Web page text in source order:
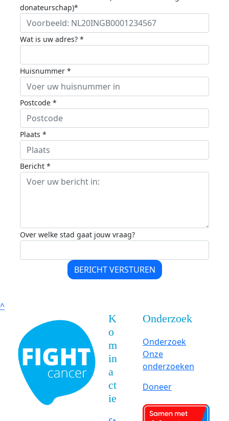
donateurschap)*
Wat is uw adres? *
Huisnummer *
Postcode *
Plaats *
Bericht *
Over welke stad gaat jouw vraag?
BERICHT VERSTUREN
^
K
o
m
in
a
ct
ie
Onderzoek
Onderzoek
Onze
onderzoeken
Doneer